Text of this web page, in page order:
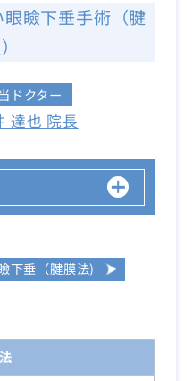
瞼下垂手術（腱
ドクター
達也 院長
下垂（腱膜法)